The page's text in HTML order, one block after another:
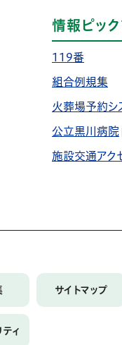
情報ピッ
119番
組合例規集
火葬場予約シ
公立黒川病院
施設交通アク
サイトマップ
ティ